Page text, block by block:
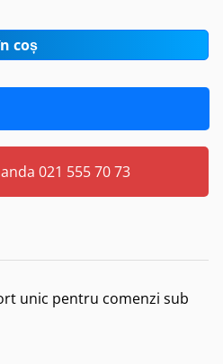
coș
021 555 70 73
unic pentru comenzi sub